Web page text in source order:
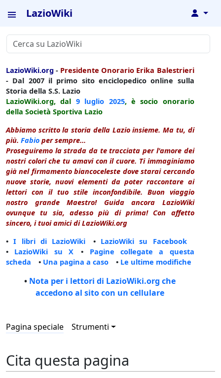
LazioWiki ↓
LazioWiki.org - Presidente Onorario Erika Balestrieri
- Dal 2007 il primo sito enciclopedico online sulla
Storia della S.S. Lazio
LazioWiki.org, dal 9 luglio 2025, è socio onorario
della Società Sportiva Lazio
Abbiamo scritto la storia della Lazio insieme. Ma tu, di
più. Fabio per sempre...
Proseguiremo la strada da te tracciata per l'amore dei
nostri colori che tu amavi con il cuore. Ti immaginiamo
già nel firmamento biancoceleste dove starai cercando
nuove storie, nuovi elementi da poter raccontare ai
lettori con il tuo stile inconfondibile. Buon viaggio
nostro grande Maestro! Guida ancora LazioWiki
ovunque tu sia, adesso più di prima! Con affetto
sincero, i tuoi amici di LazioWiki.org
•I libri di LazioWiki • LazioWiki su Facebook
• LazioWiki su X • Pagine collegate a questa
scheda • Una pagina a caso • Le ultime modifiche
• Nota per i lettori di LazioWiki.org che
accedono al sito con un cellulare
Pagina speciale Strumenti
Cita questa pagina